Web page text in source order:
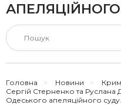
Головна > Новини >
Сергій Стерненко та Руслана
Одеського апеляційного суду.